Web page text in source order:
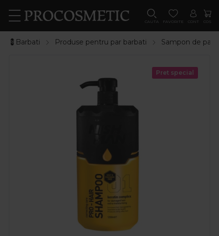
CAUTA FAVORITE CONT COS
💈Barbati Produse pentru par barbati Sampon de par
Pret special